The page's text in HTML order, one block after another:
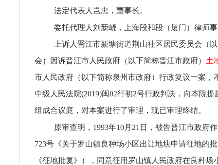
法定代表人岂忠，董事长。
委托代理人刘新峣，上海段和段（厦门）律师
上诉人晋江市新塘街道荆山社区居民委员会（
会）因诉晋江市人民政府（以下简称晋江市政府） 土
市人民政府（以下简称泉州市政府）行政复议一案，
中级人民法院(2019)闽02行初2号行政判决，向本院
组成合议庭，对本案进行了审理，现已审理终结。
原审查明，1993年10月21日，被告晋江市政府
723号《关于罗山镇良种场小区出让地块申请征地的
《征地批复》），同意征用罗山镇人民政府在良种场